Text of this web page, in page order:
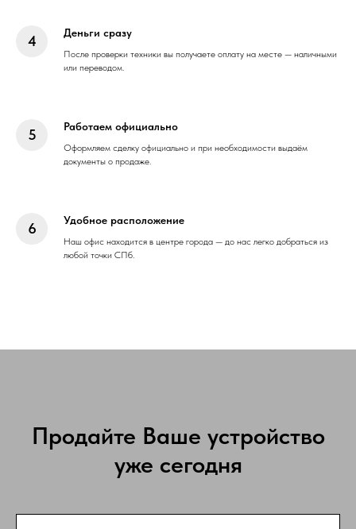
Деньги сразу
После проверки техники вы получаете оплату на месте — наличными
или переводом.
Работаем официально
Оформляем сделку официально и при необходимости выдаём
документы о продаже.
Удобное расположение
Наш офис находится в центре города — до нас легко добраться из
любой точки СПб.
Продайте Ваше устройство
уже сегодня